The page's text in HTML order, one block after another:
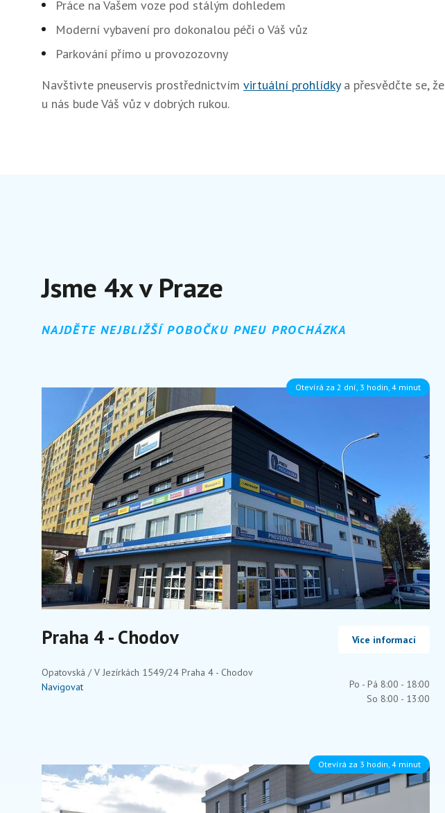
Práce na Vašem voze pod stálým dohledem
Moderní vybavení pro dokonalou péči o Váš vůz
Parkování přímo u provozozovny
Navštivte pneuservis prostřednictvím virtuální prohlídkya přesvědčte se, že
u nás bude Váš vůz v dobrých rukou.
Jsme 4x v Praze
NAJDĚTE NEJBLIŽŠÍ POBOČKU PNEU PROCHÁZKA
Otevírá za 2 dní, 3 hodin, 4 minut
Praha 4 - Chodov
Opatovská / V Jezírkách 1549/24 Praha 4 - Chodov
Navigovat
Více informací
Po - Pá 8:00 - 18:00
So 8:00 - 13:00
Otevírá za 3 hodin, 4 minut